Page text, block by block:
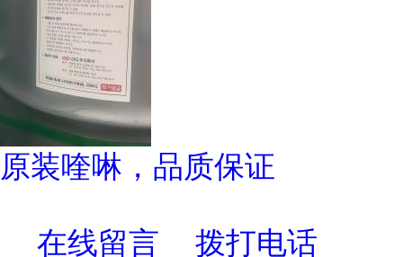
原装喹啉，品质保证
在线留言 拨打电话